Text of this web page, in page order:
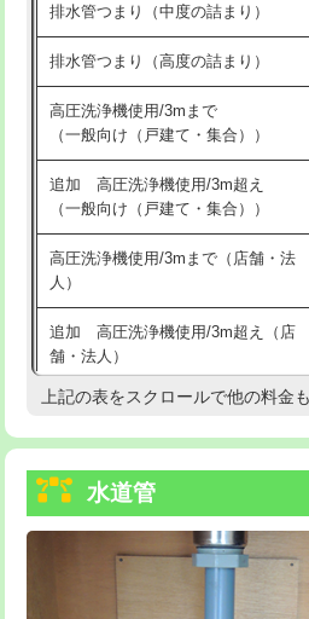
給水管工事※（ホール加工)
給水管工事※（バンド止め)
給水管工事※（支持金具設置)
給水管工事※（保温材使用（バンド止
め込み）)
給水管工事※（土の掘削・埋め戻し作
業)
給水管工事※（塩ビ管（VP・HI）使
用/3ｍまで)
給水管工事※（塩ビ管（VP・HI）使
給水管工事※（ライニング鋼管・銅
管・ポリ管・HT管使用/3ｍまで)
給水管工事※（ライニング鋼管・銅
管・ポリ管・HT管使用/3ｍ超え)
排水管つまり（中度の詰まり）
排水管つまり（高度の詰まり）
高圧洗浄機使用/3mまで
（一般向け（戸建て・集合））
追加 高圧洗浄機使用/3m超え
（一般向け（戸建て・集合））
高圧洗浄機使用/3mまで（店舗・法
人）
追加 高圧洗浄機使用/3m超え（店
舗・法人）
高度高圧洗浄換
トーラー機使用/3mまで
追加トーラー機使用/3m超え
上記の表をスクロールで他の料金
水道管